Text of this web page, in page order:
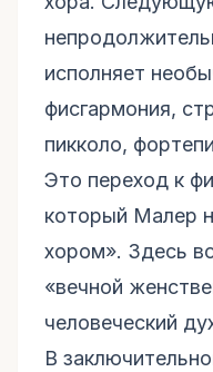
исполняет
фисгармония,
пикколо,
Это переход к
который Малер
хором». Здесь
«вечной
человеческий
В